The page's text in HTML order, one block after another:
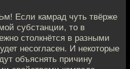
Если камрад чуть твёрже
субстанции, то в
столкнётся в разными
несогласен. И некоторые
объяснять причину